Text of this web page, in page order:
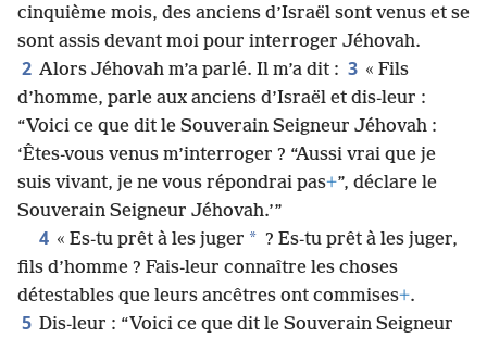
cinquième mois, des anciens d’Israël sont venus et se
sont assis devant moi pour interroger Jéhovah.
2 Alors Jéhovah m’a parlé. Il m’a dit : 3 « Fils
d’homme, parle aux anciens d’Israël et dis-leur :
“Voici ce que dit le Souverain Seigneur Jéhovah :
‘Êtes-vous venus m’interroger ? “Aussi vrai que je
suis vivant, je ne vous répondrai pas+”, déclare le
Souverain Seigneur Jéhovah.’”
4 « Es-tu prêt à les juger * ? Es-tu prêt à les juger,
fils d’homme ? Fais-leur connaître les choses
détestables que leurs ancêtres ont commises+.
5 Dis-leur : “Voici ce que dit le Souverain Seigneur